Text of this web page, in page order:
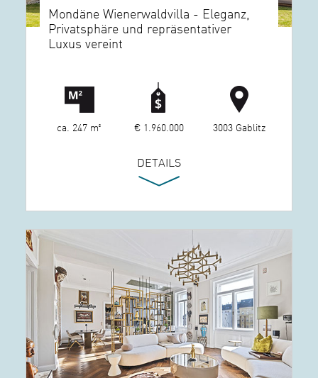
Mondäne Wienerwaldvilla - Eleganz,
Privatsphäre und repräsentativer
Luxus vereint
ca. 247 m² € 1.960.000 3003 Gablitz
DETAILS